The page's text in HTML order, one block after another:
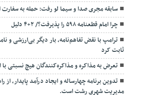
سابقه مجری صدا و سیما لو رفت: حمله به سفارت
چرا امام قطعنامه ۵۹۸ را پذیرفت؟/ ۲+۴ دلیل
ترامپ با نقض تفاهم‌نامه، بار دیگر بی‌ارزشی و
ثابت کرد
تعرض به مذاکره و مذاکره‌کنندگان هیچ نسبتی با
تدوین برنامه چهارساله و ایجاد درآمد پایدار، از
مدیریت شهری رشت است.